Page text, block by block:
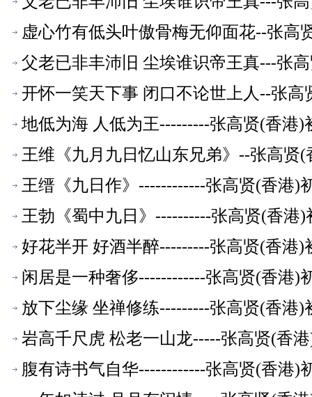
虚心竹有低头叶傲骨梅无仰面花--张高
父老已非丰沛旧 尘埃谁识帝王真---张
开怀一笑天下事 闭口不论世上人--张高
地低为海 人低为王---------张高贤(香港)
王维《九月九日忆山东兄弟》--张高贤
王缙《九日作》------------张高贤(香港)
王勃《蜀中九日》----------张高贤(香港)
好花半开 好酒半醉---------张高贤(香港)
闲居是一种奢侈------------张高贤(香港)
放下尘缘 坐禅修练---------张高贤(香港)
岩高千尺虎 松老一山龙-----张高贤(香
腹有诗书气自华------------张高贤(香港)